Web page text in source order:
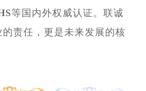
等国内外权威认证。联诚
责任，更是未来发展的核